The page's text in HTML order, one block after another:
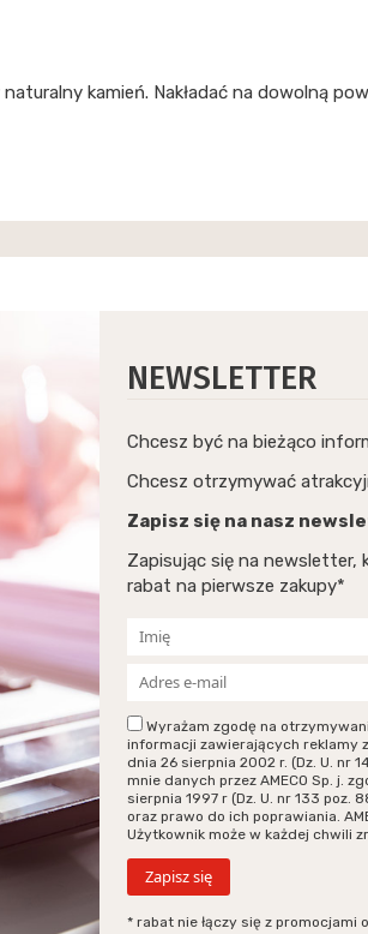
kamień. Nakładać na dowolną
NEWSLETTER
Chcesz być na bieżąco
Chcesz otrzymywać
Zapisz się na nasz
Zapisując się na
rabat na pierwsze zakupy*
Wyrażam zgodę na
informacji zawierających reklamy
dnia 26 sierpnia 2002 r. (Dz. U. nr
mnie danych przez AMECO Sp. j.
sierpnia 1997 r (Dz. U. nr 133 poz.
oraz prawo do ich poprawiania.
Użytkownik może w każdej chwili
* rabat nie łączy się z promocjami